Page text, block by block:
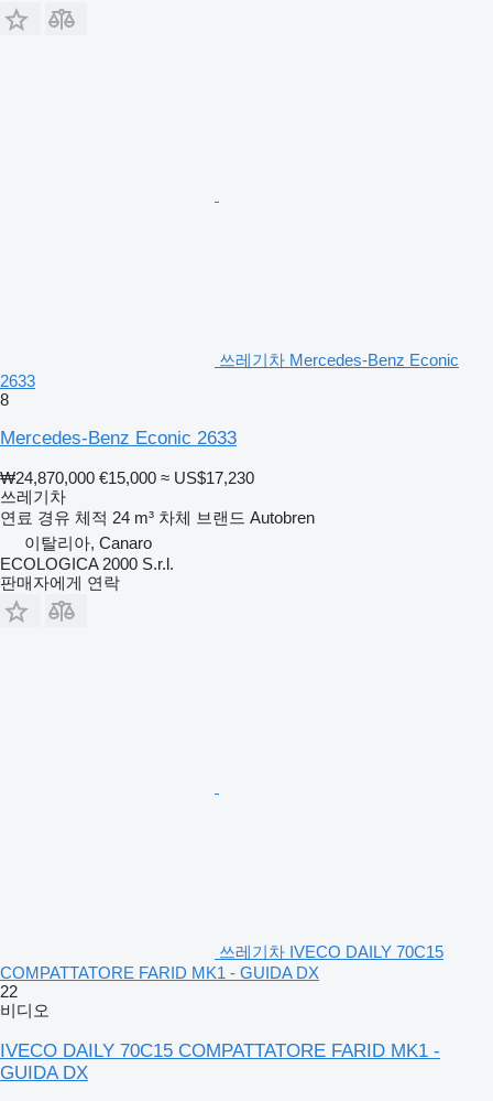
쓰레기차 Mercedes-Benz Econic
2633
8
Mercedes-Benz Econic 2633
₩24,870,000 €15,000 ≈ US$17,230
쓰레기차
연료 경유 체적 24 m³ 차체 브랜드 Autobren
이탈리아, Canaro
ECOLOGICA 2000 S.r.l.
판매자에게 연락
쓰레기차 IVECO DAILY 70C15
COMPATTATORE FARID MK1 - GUIDA DX
22
비디오
IVECO DAILY 70C15 COMPATTATORE FARID MK1 -
GUIDA DX